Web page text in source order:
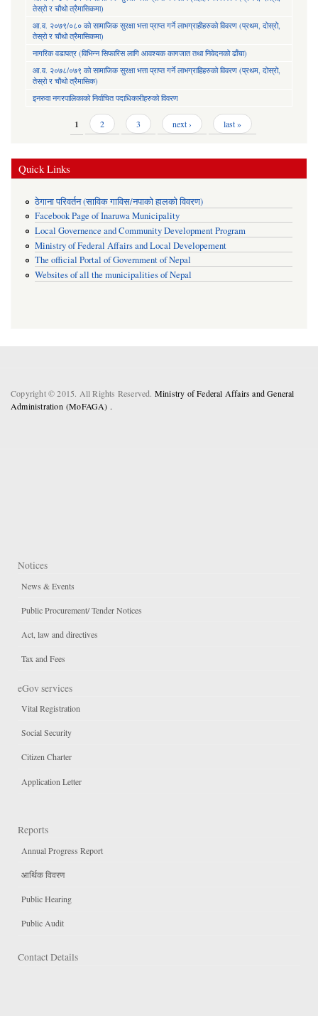
तेस्रो र चौथो त्रैमासिकमा)
आ.व. २०७९/०८० को सामाजिक सुरक्षा भत्ता प्राप्त गर्ने लाभग्राहीहरुको विवरण (प्रथम, दोस्रो,
तेस्रो र चौथो त्रैमासिकमा)
नागरिक वडापत्र (विभिन्न सिफारिस लागि आवश्यक कागजात तथा निवेदनको ढाँचा)
आ.व. २०७८/०७९ को सामाजिक सुरक्षा भत्ता प्राप्त गर्ने लाभग्राहिहरुको विवरण (प्रथम, दोस्रो,
तेस्रो र चौथो त्रैमासिक)
इनरुवा नगरपालिकाको निर्वाचित पदाधिकारीहरुको विवरण
1 2 3 next › last »
Quick Links
ठेगाना परिवर्तन (साविक गाविस/नपाको हालको विवरण)
Facebook Page of Inaruwa Municipality
Local Governence and Community Development Program
Ministry of Federal Affairs and Local Developement
The official Portal of Government of Nepal
Websites of all the municipalities of Nepal
Copyright © 2015. All Rights Reserved. Ministry of Federal Affairs and General
Administration (MoFAGA) .
Notices
News & Events
Public Procurement/ Tender Notices
Act, law and directives
Tax and Fees
eGov services
Vital Registration
Social Security
Citizen Charter
Application Letter
Reports
Annual Progress Report
आर्थिक विवरण
Public Hearing
Public Audit
Contact Details